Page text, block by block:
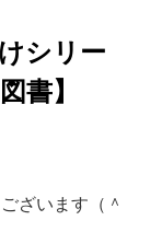
シリー
書】
ざいます（＾